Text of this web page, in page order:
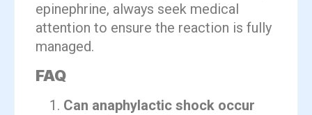
epinephrine, always seek medical
attention to ensure the reaction is fully
managed.
FAQ
Can anaphylactic shock occur